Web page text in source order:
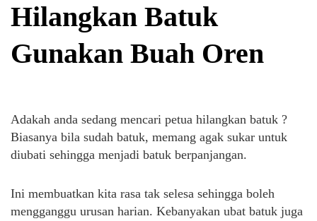
Hilangkan Batuk
Gunakan Buah Oren
Adakah anda sedang mencari petua hilangkan batuk ?
Biasanya bila sudah batuk, memang agak sukar untuk
diubati sehingga menjadi batuk berpanjangan.
Ini membuatkan kita rasa tak selesa sehingga boleh
mengganggu urusan harian. Kebanyakan ubat batuk juga